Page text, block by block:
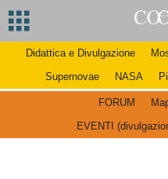
Didattica e Divulgazione
Supernovae
NASA
FORUM
EVENTI